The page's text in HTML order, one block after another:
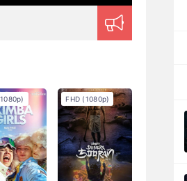
FHD (1080p)